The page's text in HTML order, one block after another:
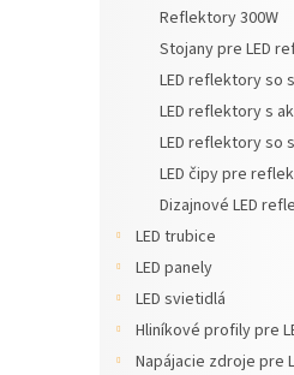
Reflektory 300W
Stojany pre LED
LED reflektory so
LED reflektory s
LED reflektory so
LED čipy pre
Dizajnové LED
LED trubice
LED panely
LED svietidlá
Hliníkové profily pre
Napájacie zdroje pre